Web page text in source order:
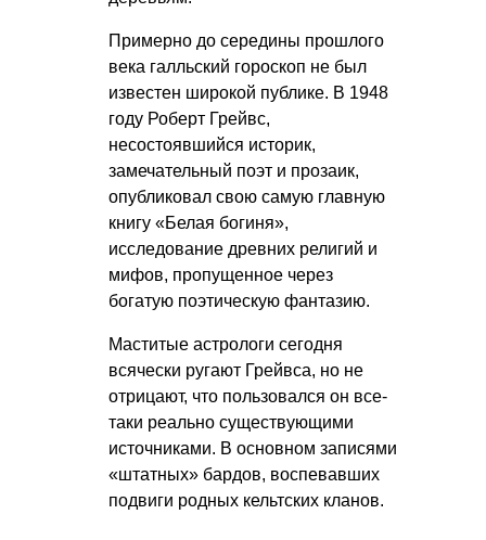
Примерно до середины прошлого
века галльский гороскоп не был
известен широкой публике. В 1948
году Роберт Грейвс,
несостоявшийся историк,
замечательный поэт и прозаик,
опубликовал свою самую главную
книгу «Белая богиня»,
исследование древних религий и
мифов, пропущенное через
богатую поэтическую фантазию.
Маститые астрологи сегодня
всячески ругают Грейвса, но не
отрицают, что пользовался он все-
таки реально существующими
источниками. В основном записями
«штатных» бардов, воспевавших
подвиги родных кельтских кланов.